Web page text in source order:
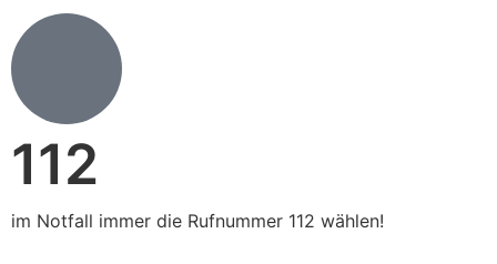
112
im Notfall immer die Rufnummer 112 wählen!